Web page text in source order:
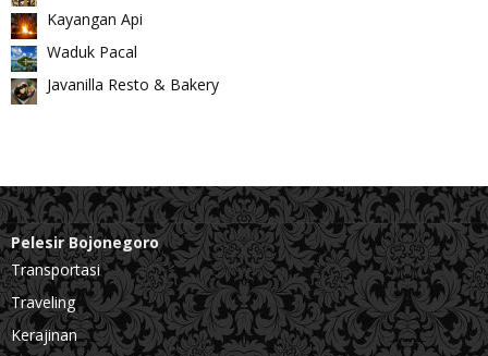
Kayangan Api
Waduk Pacal
Javanilla Resto & Bakery
Pelesir Bojonegoro
Transportasi
Traveling
Kerajinan